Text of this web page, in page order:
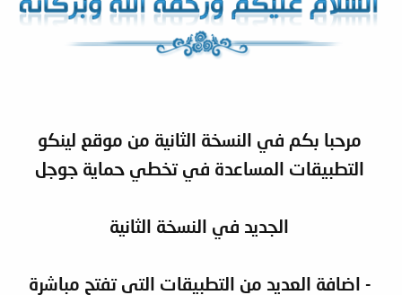
مرحبا بكم في النسخة الثانية من موقع لينكو
التطبيقات المساعدة في تخطي حماية جوجل
الجديد في النسخة الثانية
- اضافة العديد من التطبيقات التي تفتح مباشرة